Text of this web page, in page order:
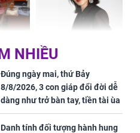
"lô",
thự
nhạc"
Triệu Lệ Dĩnh liên tiếp
được Kim Ưng ưu ái,
đãi ngộ đặc biệt gây
chú ý
NHIỀU
Đúng ngày mai, thứ Bảy
8/8/2026, 3 con giáp đổi đời dễ
dàng như trở bàn tay, tiền tài ùa
tới, ngồi không lộc cũng đến,
phú quý theo tới già
Danh tính đối tượng hành hung